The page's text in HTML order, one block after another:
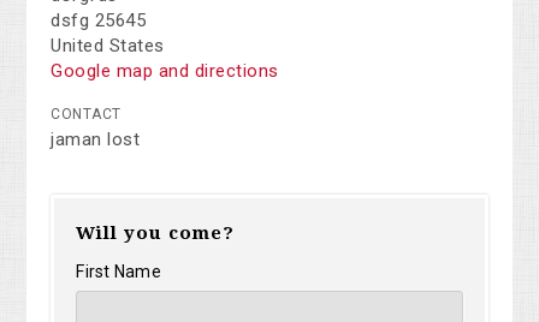
dsfg 25645
United States
Google map and directions
CONTACT
jaman lost
Will you come?
First Name